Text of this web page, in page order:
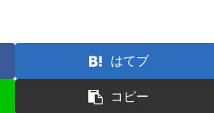
はてブ
コピー